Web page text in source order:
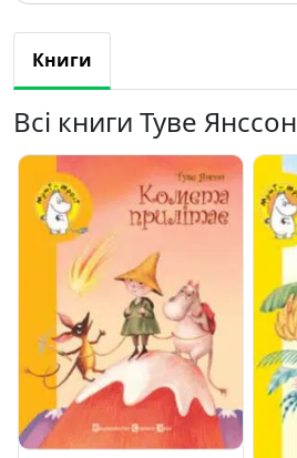
Книги
Всі книги Туве Янссон